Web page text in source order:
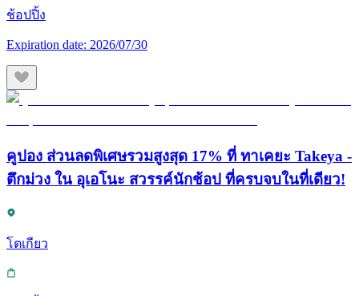
ช้อปปิ้ง
Expiration date: 2026/07/30
คูปอง ส่วนลดพิเศษรวมสูงสุด 17% ที่ ทาเคยะ Takeya -
ตึกม่วง ใน อุเอโนะ สวรรค์นักช้อป ที่ครบจบในที่เดียว!
โตเกียว